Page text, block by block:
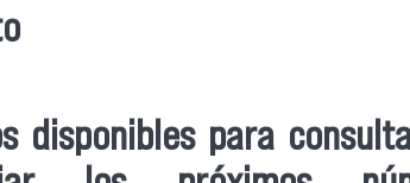
usted aquí
disponibles para